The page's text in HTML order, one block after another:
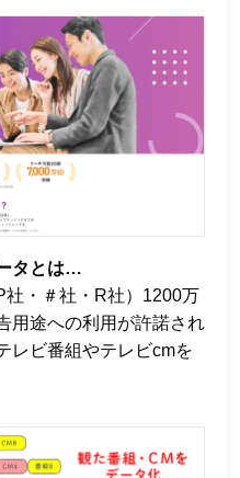
タとは…
社・＃社・R社）1200万
用途への利用が許諾され
レビ番組やテレビcmを